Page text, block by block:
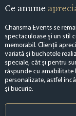
Ce anume
Charisma Events se
spectaculoase și un stil
memorabil. Clienții
variată și buchetele
speciale, cât și pentru
răspunde cu
personalizate, astfel
și bucurie.